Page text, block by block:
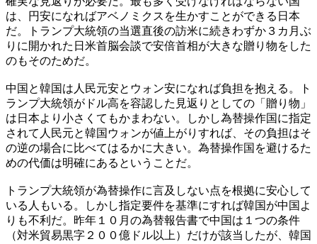
は、円安になればアベノミクスを生かすことができる日本
だ。トランプ大統領の当選直後の訪米に続きわずか３カ月ぶ
りに開かれた日米首脳会談で安倍首相が大きな贈り物をした
のもそのためだ。
中国と韓国は人民元安とウォン安になれば負担を抱える。ト
ランプ大統領がドル高を容認した見返りとしての「贈り物」
は日本より小さくてもかまわない。しかし為替操作国に指定
されて人民元と韓国ウォンが値上がりすれば、その負担はそ
の逆の場合に比べてはるかに大きい。為替操作国を避けるた
めの代価は明確にあるということだ。
トランプ大統領が為替操作に言及しない点を根拠に安心して
いる人もいる。しかし指定要件を基準にすれば韓国が中国よ
りも不利だ。昨年１０月の為替報告書で中国は１つの条件
（対米貿易黒字２００億ドル以上）だけが該当したが、韓国